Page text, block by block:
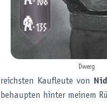
Dwerg
reichsten Kaufleute von
behaupten hinter meinem